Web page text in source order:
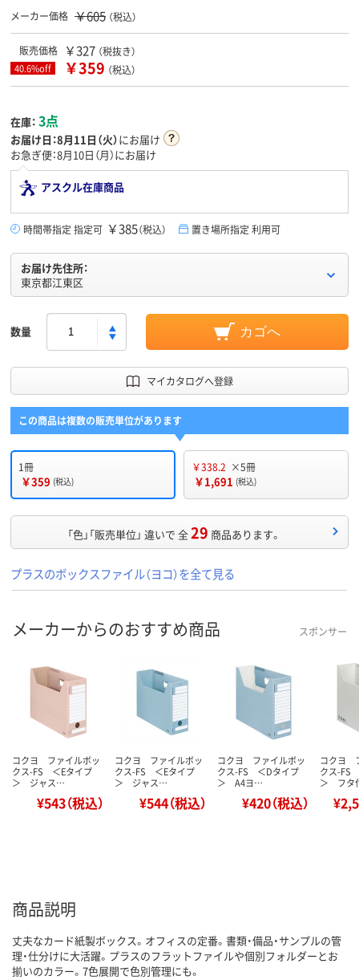
メーカー価格 ￥605 （税込）
販売価格 ￥327 （税抜き）
40.6%off ￥359 （税込）
在庫： 3点
お届け日：8月11日（火）にお届け
お急ぎ便：8月10日（月）にお届け
アスクル在庫商品
時間帯指定 指定可 ￥385（税込） 置き場所指定 利用可
お届け先住所：
東京都江東区
数量 カゴへ
マイカタログへ登録
この商品は複数の販売単位があります
1冊
￥359 (税込)
￥338.2 ×5冊
￥1,691 (税込)
「色」「販売単位」 違いで 全29 商品あります。
プラスのボックスファイル（ヨコ）を全て見る
メーカーからのおすすめ商品 スポンサー
コクヨ ファイルボッ
クス-FS ＜Eタイプ
＞ ジャス…
¥543（税込）
コクヨ ファイルボッ
クス-FS ＜Eタイプ
＞ ジャス…
¥544（税込）
コクヨ ファイルボッ
クス-FS ＜Dタイプ
＞ A4ヨ…
¥420（税込）
コクヨ
クス-FS
＞ フタ
商品説明
丈夫なカード紙製ボックス。オフィスの定番。書類・備品・サンプルの管
理・仕分けに大活躍。プラスのフラットファイルや個別フォルダーとお
揃いのカラー。7色展開で色別管理にも。